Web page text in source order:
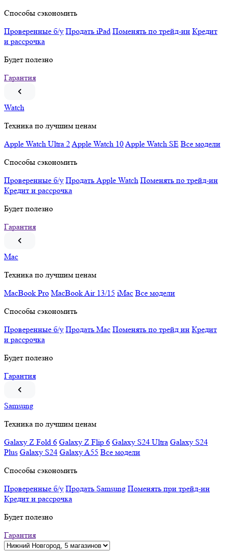
Способы сэкономить
Проверенные б/у Продать iPad Поменять по трейд-ин Кредит
и рассрочка
Будет полезно
Гарантия
Watch
Техника по лучшим ценам
Apple Watch Ultra 2Apple Watch 10Apple Watch SE Все модели
Способы сэкономить
Проверенные б/у Продать Apple Watch Поменять по трейд-ин
Кредит и рассрочка
Будет полезно
Гарантия
Mac
Техника по лучшим ценам
MacBook Pro MacBook Air 13/15 iMac Все модели
Способы сэкономить
Проверенные б/у Продать Mac Поменять по трейд ин Кредит
и рассрочка
Будет полезно
Гарантия
Samsung
Техника по лучшим ценам
Galaxy Z Fold 6 Galaxy Z Flip 6 Galaxy S24 Ultra Galaxy S24
Plus Galaxy S24 Galaxy A55 Все модели
Способы сэкономить
Проверенные б/у Продать Samsung Поменять при трейд-ин
Кредит и рассрочка
Будет полезно
Гарантия